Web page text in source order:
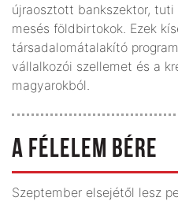
újraosztott bankszektor,
mesés földbirtokok. Ezek
társadalomátalakító
vállalkozói szellemet és a
magyarokból.
A FÉLELEM BÉRE
Szeptember elsejétől lesz